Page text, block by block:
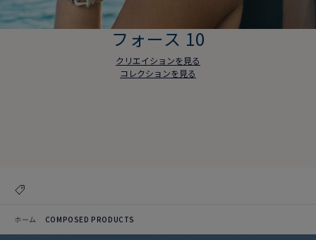
フォース 10
クリエイションを見る
コレクションを見る
ホーム COMPOSED PRODUCTS